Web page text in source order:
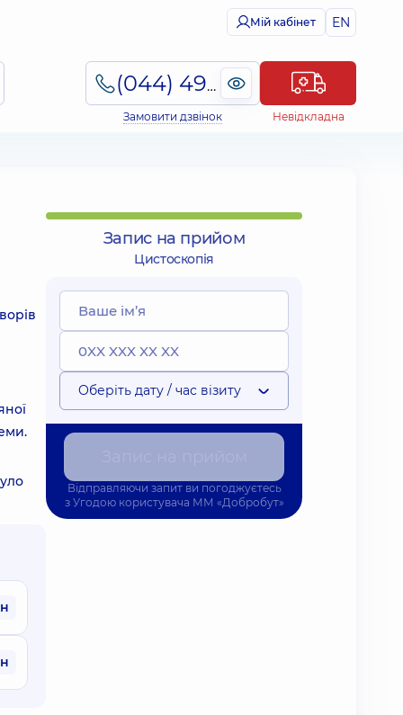
Мій кабінет EN
(044) 495-2-888
Замовити дзвінок Невідкладна
Запис на прийом
Цистоскопія
Оберіть дату / час візиту
Відправляючи запит ви погоджуєтесь
з Угодою користувача ММ «Добробут»